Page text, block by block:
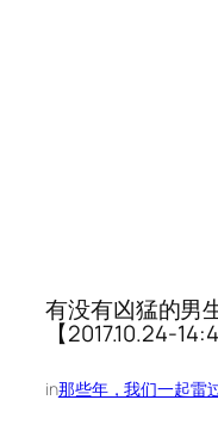
有没有凶猛的男
【2017.10.24-
in那些年，我们一起雷